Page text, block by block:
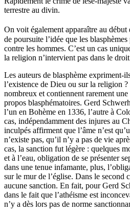
terrestre au divin.
On voit également apparaître au
de poursuite l’idée que les
contre les hommes. C’est un cas
la religion n’intervient pas dans le
Les auteurs de blasphème expriment-
l’existence de Dieu ou sur la religion ?
nombreux et contiennent rarement
propos blasphématoires. Gerd
l’un en Bohème en 1336, l’autre à
cas, indépendamment des injures au
inculpés affirment que l’âme n’est
n’existe pas, qu’il n’y a pas de vie
cas, la sanction fut légère : quelques
et à l’eau, obligation de se présenter
dans une tenue infamante, plus,
sur le mur de l’église. Dans le second
aucune sanction. En fait, pour Gerd
dans le fait que l’athéisme est
n’y a dès lors pas de norme